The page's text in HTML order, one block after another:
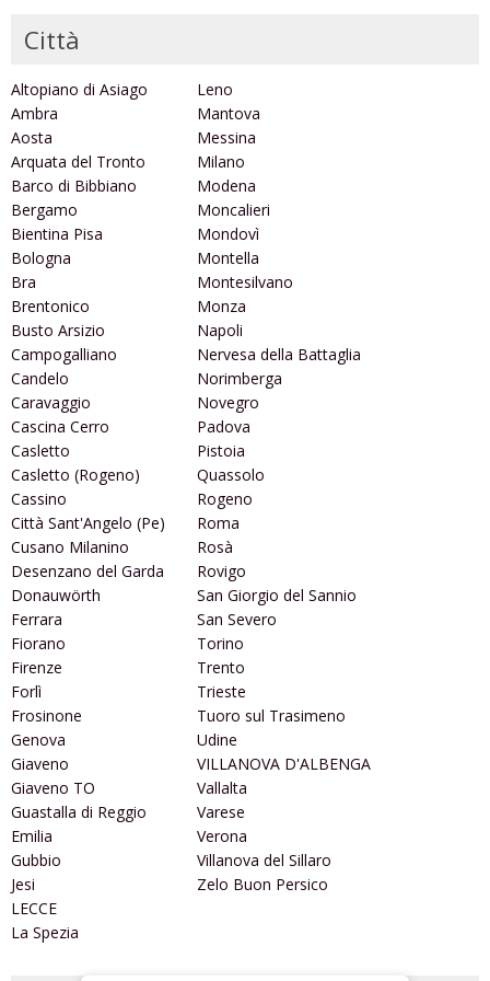
Città
Altopiano di Asiago
Ambra
Aosta
Arquata del Tronto
Barco di Bibbiano
Bergamo
Bientina Pisa
Bologna
Bra
Brentonico
Busto Arsizio
Campogalliano
Candelo
Caravaggio
Cascina Cerro
Casletto
Casletto (Rogeno)
Cassino
Città Sant'Angelo (Pe)
Cusano Milanino
Desenzano del Garda
Donauwörth
Ferrara
Fiorano
Firenze
Forlì
Frosinone
Genova
Giaveno
Giaveno TO
Guastalla di Reggio
Emilia
Gubbio
Jesi
LECCE
La Spezia
Leno
Mantova
Messina
Milano
Modena
Moncalieri
Mondovì
Montella
Montesilvano
Monza
Napoli
Nervesa della Battaglia
Norimberga
Novegro
Padova
Pistoia
Quassolo
Rogeno
Roma
Rosà
Rovigo
San Giorgio del Sannio
San Severo
Torino
Trento
Trieste
Tuoro sul Trasimeno
Udine
VILLANOVA D'ALBENGA
Vallalta
Varese
Verona
Villanova del Sillaro
Zelo Buon Persico